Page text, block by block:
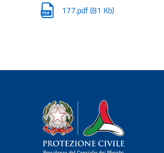
177.pdf(81 Kb)
Dipartimento della